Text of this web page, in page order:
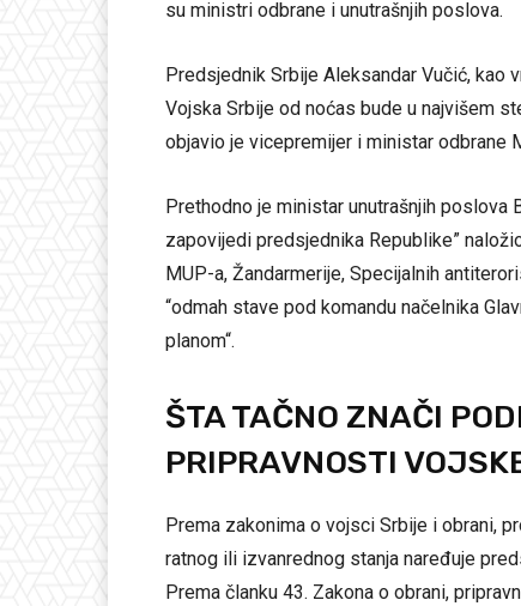
su ministri odbrane i unutrašnjih poslova.
Predsjednik Srbije Aleksandar Vučić, kao
Vojska Srbije od noćas bude u najvišem
objavio je vicepremijer i ministar odbrane
Prethodno je ministar unutrašnjih poslova
zapovijedi predsjednika Republike”
MUP-a, Žandarmerije, Specijalnih
“odmah stave pod komandu načelnika
planom“.
ŠTA TAČNO ZNAČI
PRIPRAVNOSTI
Prema zakonima o vojsci Srbije i obrani,
ratnog ili izvanrednog stanja naređuje
Prema članku 43. Zakona o obrani,